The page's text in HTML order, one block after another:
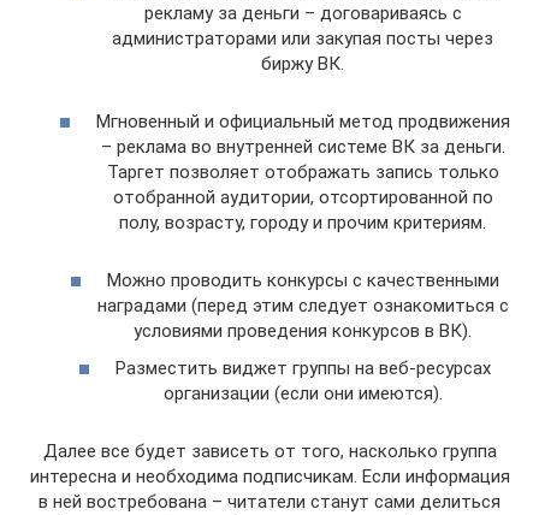
рекламу за деньги – договариваясь с
администраторами или закупая посты через
биржу ВК.
Мгновенный и официальный метод продвижения
– реклама во внутренней системе ВК за деньги.
Таргет позволяет отображать запись только
отобранной аудитории, отсортированной по
полу, возрасту, городу и прочим критериям.
Можно проводить конкурсы с качественными
наградами (перед этим следует ознакомиться с
условиями проведения конкурсов в ВК).
Разместить виджет группы на веб-ресурсах
организации (если они имеются).
Далее все будет зависеть от того, насколько группа
интересна и необходима подписчикам. Если информация
в ней востребована – читатели станут сами делиться